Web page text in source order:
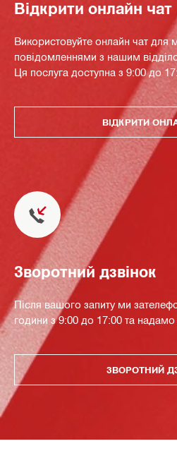
Відкрити онлайн чат
Використовуйте онлайн чат для
повідомленнями з нашим
Ця послуга доступна з 9:00 до
ВІДКРИТИ
Зворотний дзвінок
Після вашого запиту ми
години з 9:00 до 17:00 та надамо
ЗВОРОТНИЙ